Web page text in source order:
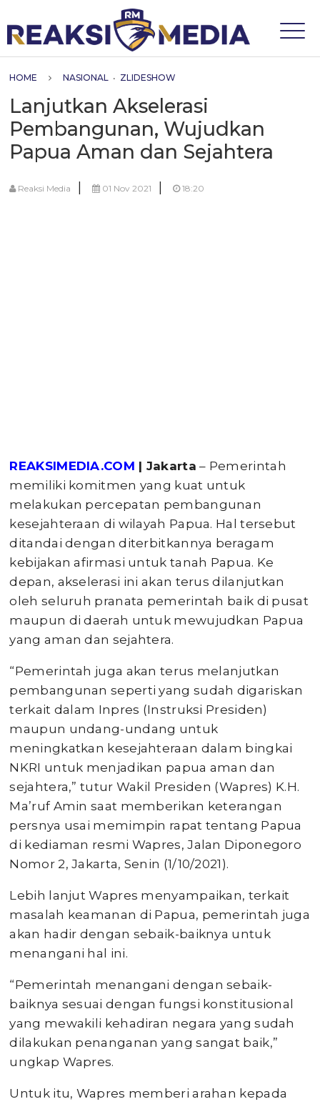
HOME NASIONAL • ZLIDESHOW
Lanjutkan Akselerasi
Pembangunan, Wujudkan
Papua Aman dan Sejahtera
Reaksi Media | 01 Nov 2021 | 18:20
REAKSIMEDIA.COM | Jakarta – Pemerintah
memiliki komitmen yang kuat untuk
melakukan percepatan pembangunan
kesejahteraan di wilayah Papua. Hal tersebut
ditandai dengan diterbitkannya beragam
kebijakan afirmasi untuk tanah Papua. Ke
depan, akselerasi ini akan terus dilanjutkan
oleh seluruh pranata pemerintah baik di pusat
maupun di daerah untuk mewujudkan Papua
yang aman dan sejahtera.
“Pemerintah juga akan terus melanjutkan
pembangunan seperti yang sudah digariskan
terkait dalam Inpres (Instruksi Presiden)
maupun undang-undang untuk
meningkatkan kesejahteraan dalam bingkai
NKRI untuk menjadikan papua aman dan
sejahtera,” tutur Wakil Presiden (Wapres) K.H.
Ma’ruf Amin saat memberikan keterangan
persnya usai memimpin rapat tentang Papua
di kediaman resmi Wapres, Jalan Diponegoro
Nomor 2, Jakarta, Senin (1/10/2021).
Lebih lanjut Wapres menyampaikan, terkait
masalah keamanan di Papua, pemerintah juga
akan hadir dengan sebaik-baiknya untuk
menangani hal ini.
“Pemerintah menangani dengan sebaik-
baiknya sesuai dengan fungsi konstitusional
yang mewakili kehadiran negara yang sudah
dilakukan penanganan yang sangat baik,”
ungkap Wapres.
Untuk itu, Wapres memberi arahan kepada